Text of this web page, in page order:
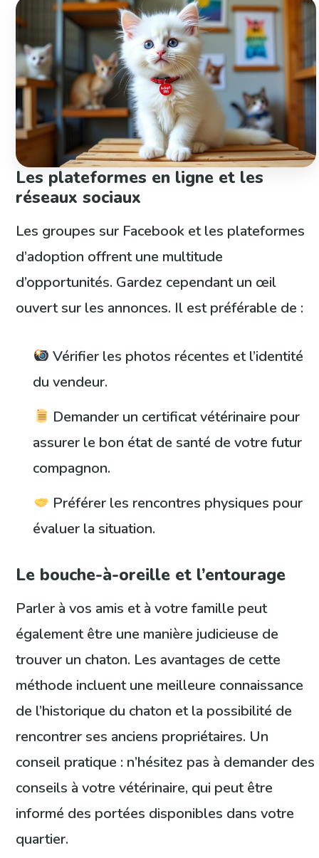
Les plateformes en ligne et les
réseaux sociaux
Les groupes sur Facebook et les plateformes
d’adoption offrent une multitude
d’opportunités. Gardez cependant un œil
ouvert sur les annonces. Il est préférable de :
Vérifier les photos récentes et l’identité
du vendeur.
Demander un certificat vétérinaire pour
assurer le bon état de santé de votre futur
compagnon.
Préférer les rencontres physiques pour
évaluer la situation.
Le bouche-à-oreille et l’entourage
Parler à vos amis et à votre famille peut
également être une manière judicieuse de
trouver un chaton. Les avantages de cette
méthode incluent une meilleure connaissance
de l’historique du chaton et la possibilité de
rencontrer ses anciens propriétaires. Un
conseil pratique : n’hésitez pas à demander des
conseils à votre vétérinaire, qui peut être
informé des portées disponibles dans votre
quartier.